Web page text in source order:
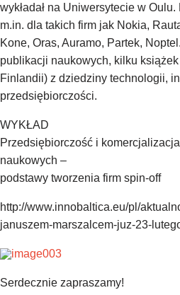
wykładał na Uniwersytecie w
m.in. dla takich firm jak Nokia,
Kone, Oras, Auramo, Partek,
publikacji naukowych, kilku
Finlandii) z dziedziny technologii,
przedsiębiorczości.
WYKŁAD
Przedsiębiorczość i
naukowych –
podstawy tworzenia firm spin-off
http://www.innobaltica.eu/pl/
januszem-marszalcem-juz-23-
Serdecznie zapraszamy!